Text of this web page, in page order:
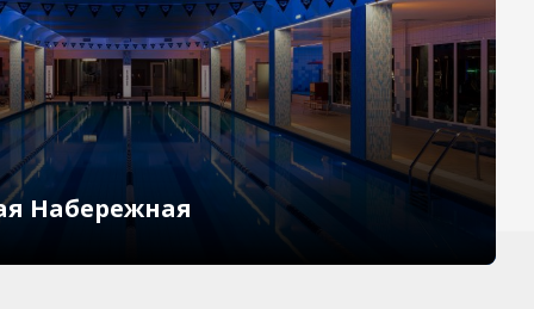
Набережная